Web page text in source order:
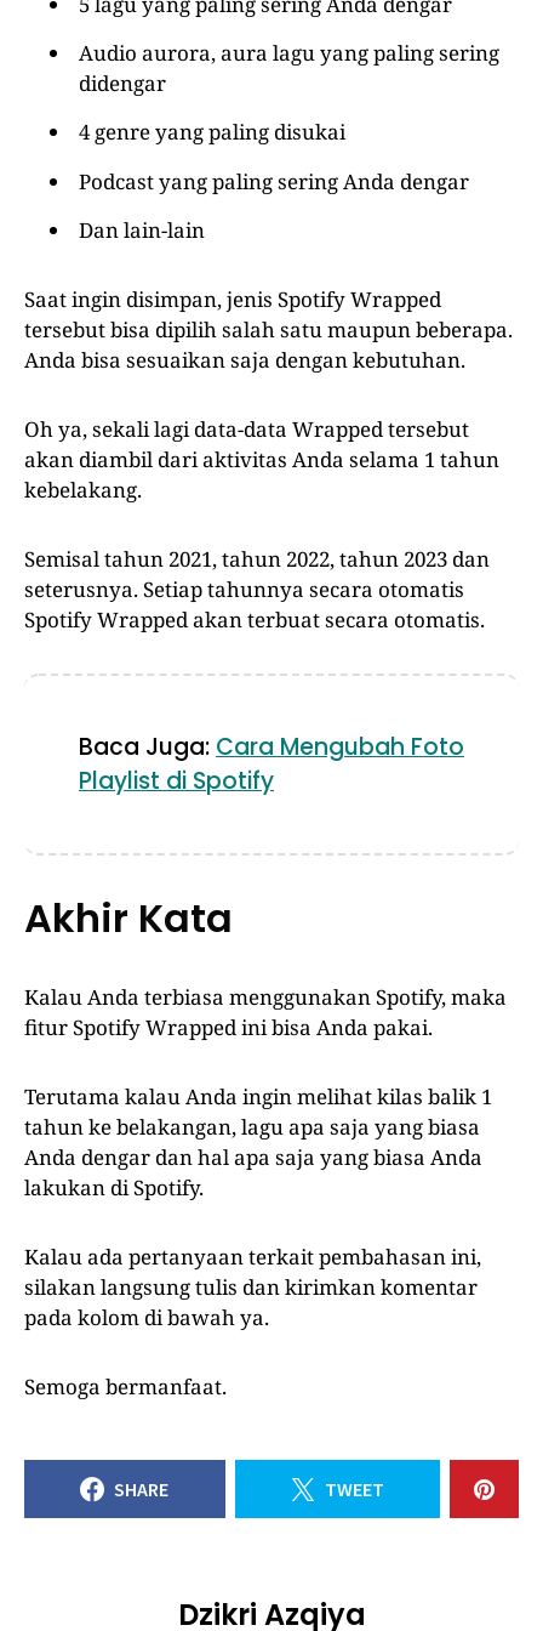
Audio aurora, aura lagu yang paling sering
didengar
4 genre yang paling disukai
Podcast yang paling sering Anda dengar
Dan lain-lain
Saat ingin disimpan, jenis Spotify Wrapped
tersebut bisa dipilih salah satu maupun beberapa.
Anda bisa sesuaikan saja dengan kebutuhan.
Oh ya, sekali lagi data-data Wrapped tersebut
akan diambil dari aktivitas Anda selama 1 tahun
kebelakang.
Semisal tahun 2021, tahun 2022, tahun 2023 dan
seterusnya. Setiap tahunnya secara otomatis
Spotify Wrapped akan terbuat secara otomatis.
Baca Juga: Cara Mengubah Foto
Playlist di Spotify
Akhir Kata
Kalau Anda terbiasa menggunakan Spotify, maka
fitur Spotify Wrapped ini bisa Anda pakai.
Terutama kalau Anda ingin melihat kilas balik 1
tahun ke belakangan, lagu apa saja yang biasa
Anda dengar dan hal apa saja yang biasa Anda
lakukan di Spotify.
Kalau ada pertanyaan terkait pembahasan ini,
silakan langsung tulis dan kirimkan komentar
pada kolom di bawah ya.
Semoga bermanfaat.
SHARE TWEET
Dzikri Azqiya